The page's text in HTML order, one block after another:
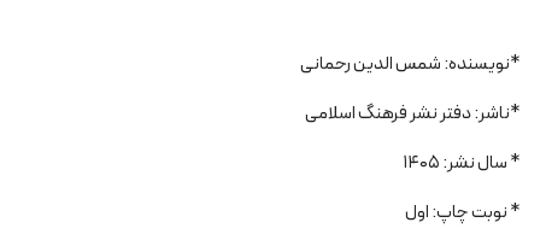
*نویسنده: شمس الدین رحمانی
*ناشر: دفتر نشر فرهنگ اسلامی
* سال نشر: 1405
* نوبت چاپ: اول